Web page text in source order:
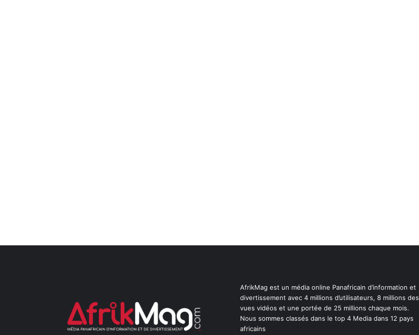
AfrikMag est un média online Panafricain d’information et
divertissement avec 4 millions d’utilisateurs, 8 millions des
vues vidéos et une portée de 25 millions chaque mois.
Nous sommes classés dans le top 4 Media dans 12 pays
africains